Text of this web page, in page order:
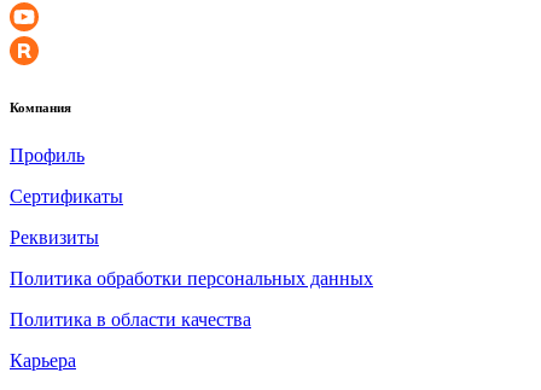
Компания
Профиль
Сертификаты
Реквизиты
Политика обработки персональных данных
Политика в области качества
Карьера